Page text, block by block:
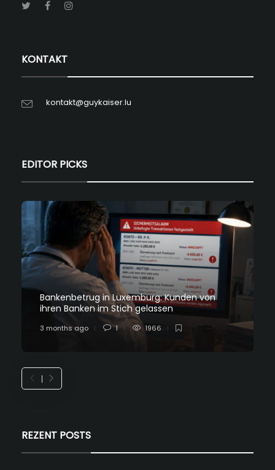
KONTAKT
kontakt@guykaiser.lu
EDITOR PICKS
Bankenbetrug in Luxemburg: Kunden von
ihren Banken im Stich gelassen
3 months ago 1 1966
REZENT POSTS